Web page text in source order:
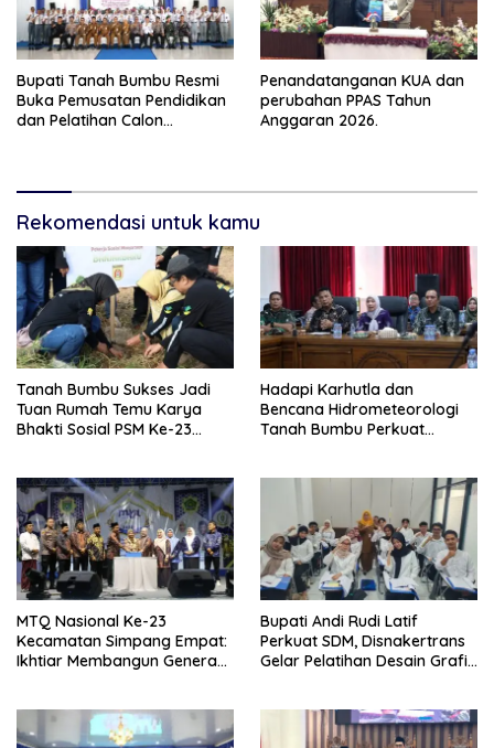
Bupati Tanah Bumbu Resmi
Buka Pemusatan Pendidikan
dan Pelatihan Calon
Penandatanganan KUA dan
perubahan PPAS Tahun
Anggaran 2026.
Rekomendasi untuk kamu
Tanah Bumbu Sukses Jadi
Tuan Rumah Temu Karya
Bhakti Sosial PSM Ke-23
Hadapi Karhutla dan
Bencana Hidrometeorologi
Tanah Bumbu Perkuat
MTQ Nasional Ke-23
Kecamatan Simpang Empat:
Ikhtiar Membangun Generasi
Bupati Andi Rudi Latif
Perkuat SDM, Disnakertrans
Gelar Pelatihan Desain Grafis